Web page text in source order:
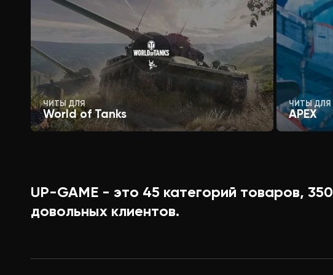
ЧИТЫ ДЛЯ
World of Tanks
ЧИТЫ ДЛЯ
APEX
UP-GAME - это 45 категорий товаров, 350
довольных клиентов.